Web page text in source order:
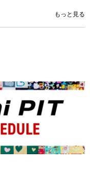
もっと見る